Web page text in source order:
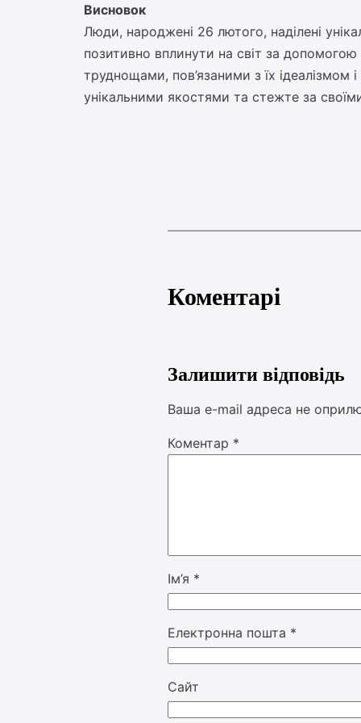
Висновок
Люди, народжені 26 лютого, наділені
позитивно вплинути на світ за допомогою
труднощами, пов’язаними з їх ідеалізмом
унікальними якостями та стежте за
Коментарі
Залишити відповідь
Ваша e-mail адреса не
Коментар *
Ім’я *
Електронна пошта *
Сайт